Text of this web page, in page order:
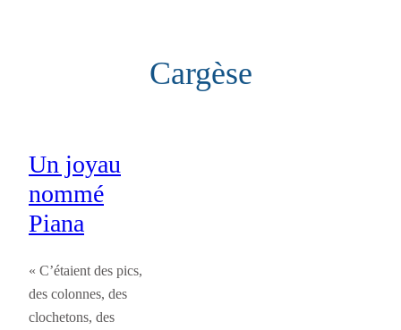
Cargèse
Un joyau
nommé
Piana
« C’étaient des pics,
des colonnes, des
clochetons, des